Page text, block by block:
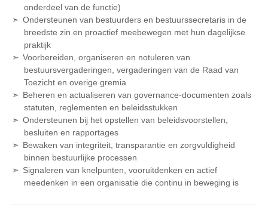
onderdeel van de functie)
Ondersteunen van bestuurders en bestuurssecretaris in de
breedste zin en proactief meebewegen met hun dagelijkse
praktijk
Voorbereiden, organiseren en notuleren van
bestuursvergaderingen, vergaderingen van de Raad van
Toezicht en overige gremia
Beheren en actualiseren van governance-documenten zoals
statuten, reglementen en beleidsstukken
Ondersteunen bij het opstellen van beleidsvoorstellen,
besluiten en rapportages
Bewaken van integriteit, transparantie en zorgvuldigheid
binnen bestuurlijke processen
Signaleren van knelpunten, vooruitdenken en actief
meedenken in een organisatie die continu in beweging is